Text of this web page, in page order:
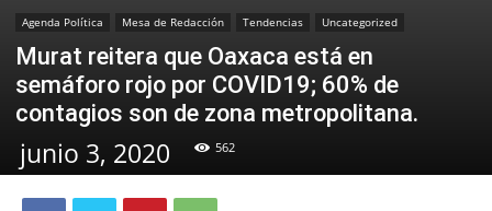
Agenda Política Mesa de Redacción Tendencias Uncategorized
Murat reitera que Oaxaca está en
semáforo rojo por COVID19; 60% de
contagios son de zona metropolitana.
junio 3, 2020 562